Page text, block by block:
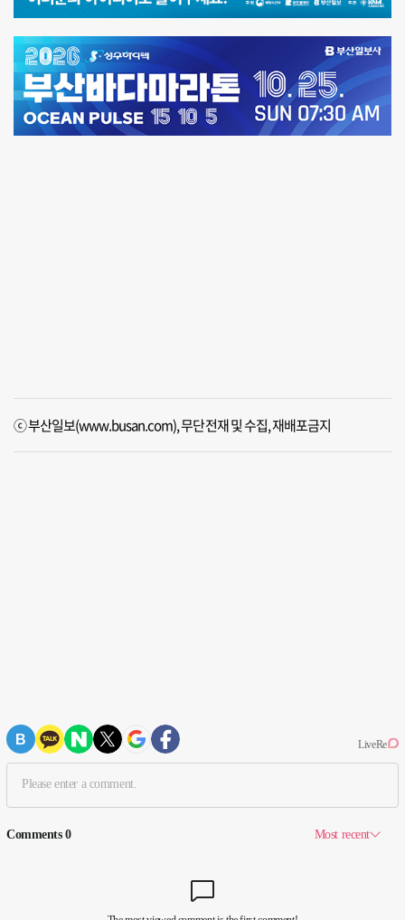
ⓒ 부산일보(www.busan.com), 무단전재 및 수집, 재배포금지